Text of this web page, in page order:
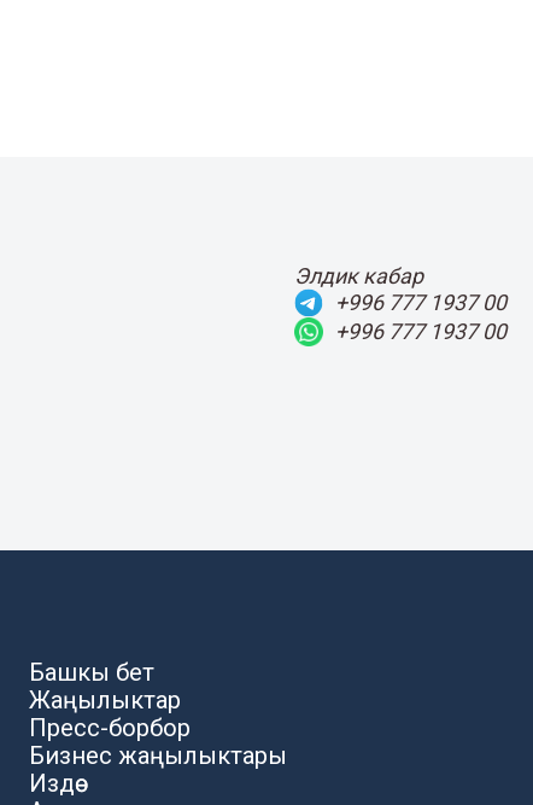
Элдик кабар
+996 777 1937 00
+996 777 1937 00
Башкы бет
Жаңылыктар
Пресс-борбор
Бизнес жаңылыктары
Издөө